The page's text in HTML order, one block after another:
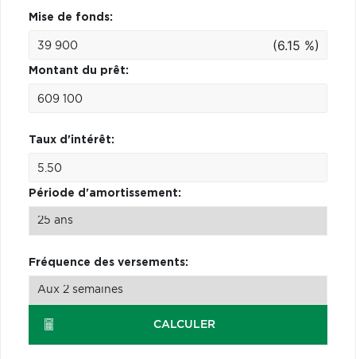
Mise de fonds:
(6.15 %)
Montant du prêt:
Taux d'intérêt:
Période d'amortissement:
Fréquence des versements:
CALCULER